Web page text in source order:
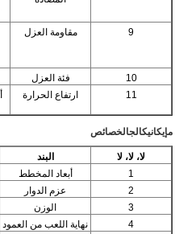
9 مقاومة العزل
10 فئة العزل
11
ارتفاع الحرارة
مإيكانيكالجالخصائص
لا، لا، لا البند
1
أبعاد المخطط
2
عزم الدوار
3 الوزن
4
نهاية اللعب من العمود